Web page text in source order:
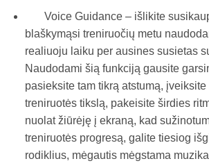
Voice Guidance – išlikite
blaškymąsi treniruočių metu
realiuoju laiku per ausines susietas
Naudodami šią funkciją gausite
pasieksite tam tikrą atstumą,
treniruotės tikslą, pakeisite širdies
nuolat žiūrėję į ekraną, kad
treniruotės progresą, galite tiesiog
rodiklius, mėgautis mėgstama muzika